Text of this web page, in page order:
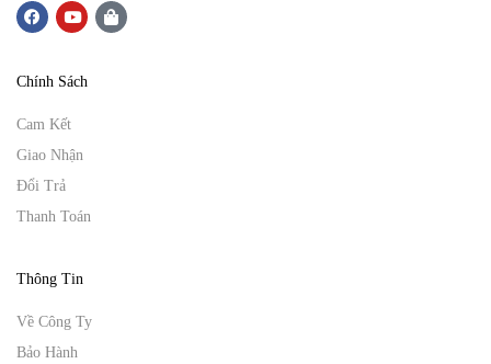
Chính Sách
Cam Kết
Giao Nhận
Đổi Trả
Thanh Toán
Thông Tin
Về Công Ty
Bảo Hành